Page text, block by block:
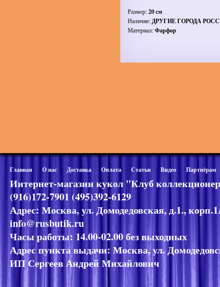
Размер:20 см
Наличие:ДРУГИЕ ГОРОДА
Материал:Фарфор
Главная О нас Доставка Оплата Статьи Видео Партнёрам
Интернет-магазин кукол "Клуб
(916)172-7901 (495)392-6129
Адрес: Москва, ул. Домодедовская, д.1.,
info@rusbutik.ru
Часы работы: 14.00-02.00 без выходных
Адрес пункта выдачи: Москва, ул.
ИП Сергеев Андрей Михайлович